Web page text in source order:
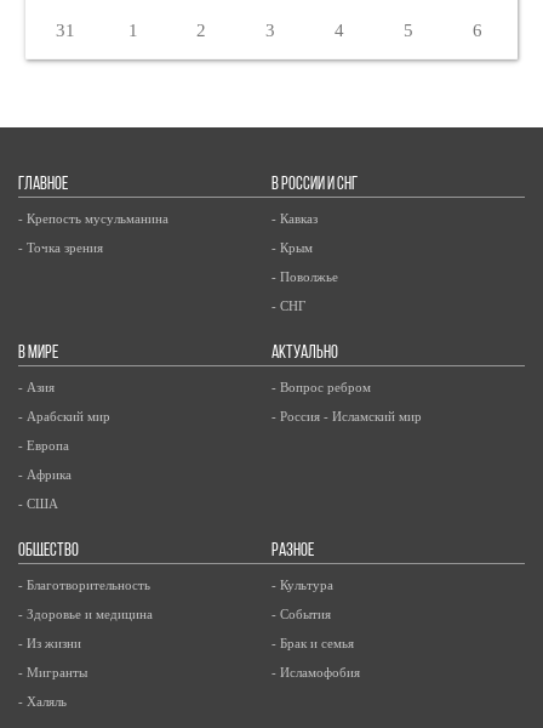
31 1 2 3 4 5 6
ГЛАВНОЕ
- Крепость мусульманина
- Точка зрения
В РОССИИ И СНГ
- Кавказ
- Крым
- Поволжье
- СНГ
В МИРЕ
- Азия
- Арабский мир
- Европа
- Африка
- США
АКТУАЛЬНО
- Вопрос ребром
- Россия - Исламский мир
ОБЩЕСТВО
- Благотворительность
- Здоровье и медицина
- Из жизни
- Мигранты
- Халяль
РАЗНОЕ
- Культура
- События
- Брак и семья
- Исламофобия